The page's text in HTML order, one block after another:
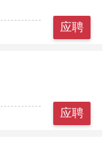
应聘
应聘